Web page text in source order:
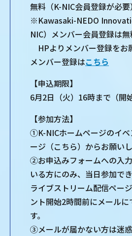
無料（K-NIC会員登録が必要）
※Kawasaki-NEDO
NIC）メンバー会員登録は無
HPよりメンバー登録をお
メンバー登録はこちら
【申込期限】
6月2日（火）16時まで（開
【参加方法】
①K-NICホームページのイベ
ージ（こちら）からお願い
②お申込みフォームへの入
いる方にのみ、当日参加で
ライブストリーム配信ペー
ント開始2時間前にメールに
す。
③メールが届かない方は迷